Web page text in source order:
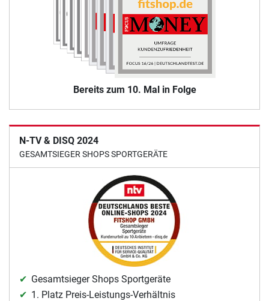
Bereits zum 10. Mal in Folge
N-TV & DISQ 2024
GESAMTSIEGER SHOPS SPORTGERÄTE
Gesamtsieger Shops Sportgeräte
1. Platz Preis-Leistungs-Verhältnis